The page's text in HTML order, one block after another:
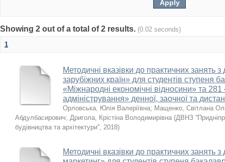
Showing 2 out of a total of 2 results. (0.02 seconds)
1
Методичні вказівки до практичних занять
зарубіжних країн» для студентів ступеня
«Міжнародні економічні відносини» та
адміністрування» денної, заочної та
Орловська, Юлія Валеріївна; Мащенко, Світлана
Абдулбасирович; Дригола, Крістіна Володимирівна (ДВНЗ
будівництва та архітектури'', 2018)
Методичні вказівки до практичних занять